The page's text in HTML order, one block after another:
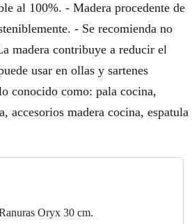
al 100%. - Madera procedente de
- Se recomienda no
madera contribuye a reducir el
usar en ollas y sartenes
conocido como: pala cocina,
accesorios madera cocina, espatula
Oryx 30 cm.